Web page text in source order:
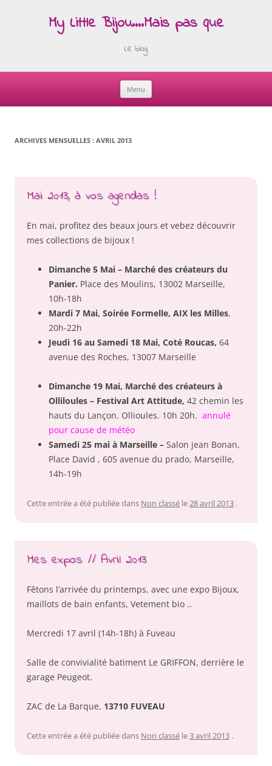
My Little Bijou….Mais pas que
Le blog
Menu
Skip
ARCHIVES MENSUELLES : AVRIL 2013
Mai 2013, à vos agendas !
En mai, profitez des beaux jours et vebez découvrir
mes collections de bijoux !
Dimanche 5 Mai – Marché des créateurs du
Panier. Place des Moulins, 13002 Marseille,
10h-18h
Mardi 7 Mai, Soirée Formelle, AIX les Milles,
20h-22h
Jeudi 16 au Samedi 18 Mai, Coté Roucas, 64
avenue des Roches, 13007 Marseille
Dimanche 19 Mai, Marché des créateurs à
Olliloules – Festival Art Attitude, 42 chemin les
hauts du Lançon. Ollioules. 10h 20h. annulé
pour cause de météo
Samedi 25 mai à Marseille – Salon jean Bonan,
Place David , 605 avenue du prado, Marseille,
14h-19h
Cette entrée a été publiée dans Non classé le28 avril 2013 .
Mes expos // Avril 2013
Fêtons l’arrivée du printemps, avec une expo Bijoux,
maillots de bain enfants, Vetement bio ..
Mercredi 17 avril (14h-18h) à Fuveau
Salle de convivialité batiment Le GRIFFON, derrière le
garage Peugeot.
ZAC de La Barque, 13710 FUVEAU
Cette entrée a été publiée dans Non classé le3 avril 2013 .